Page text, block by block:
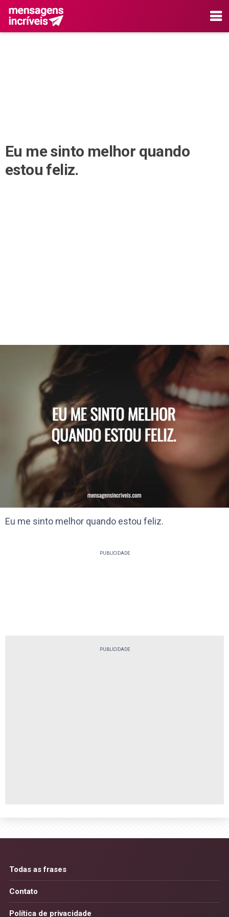
Eu me sinto melhor quando
estou feliz.
Eu me sinto melhor quando estou feliz.
PUBLICIDADE
PUBLICIDADE
Todas as frases
Contato
Política de privacidade